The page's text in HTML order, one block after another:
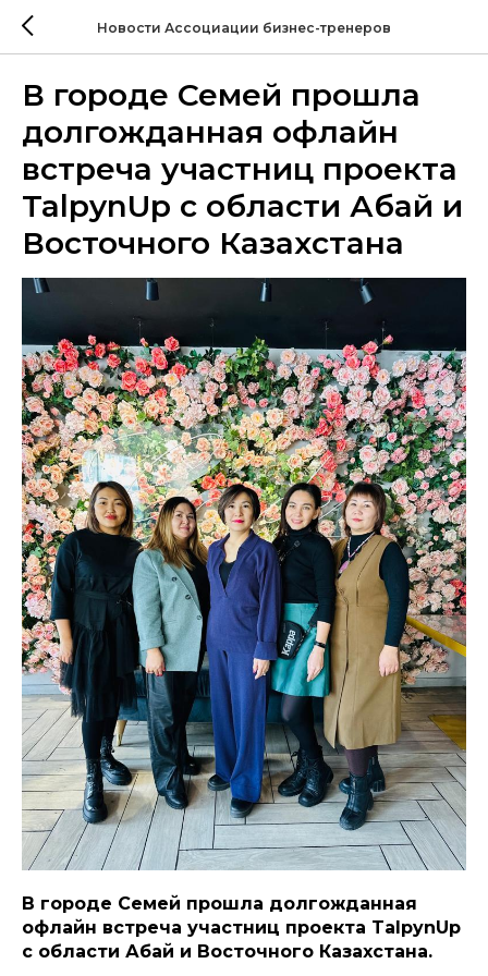
Новости Ассоциации бизнес-тренеров
В городе Семей прошла
долгожданная офлайн
встреча участниц проекта
TalpynUp с области Абай и
Восточного Казахстана
В городе Семей прошла долгожданная
офлайн встреча участниц проекта TalpynUp
с области Абай и Восточного Казахстана.